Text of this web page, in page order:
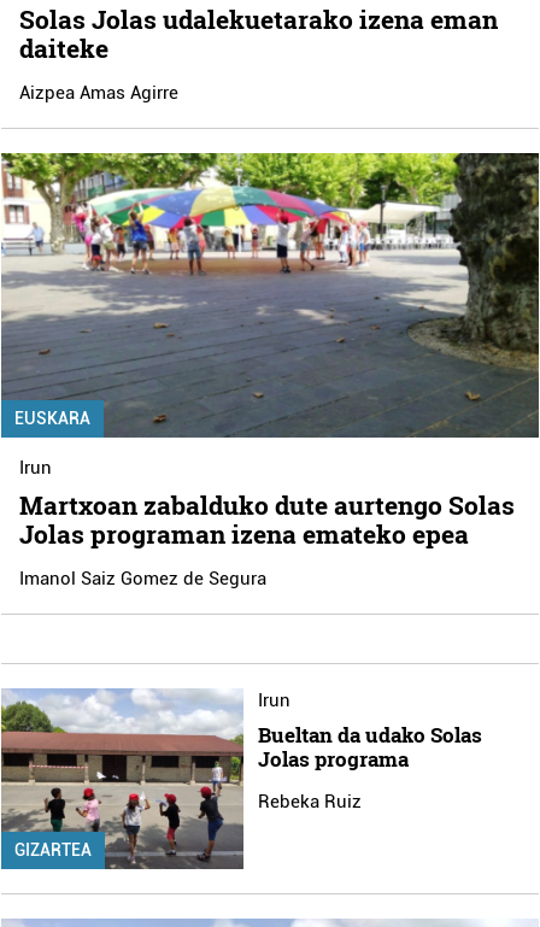
Solas Jolas udalekuetarako izena eman
daiteke
Aizpea Amas Agirre
EUSKARA
Irun
Martxoan zabalduko dute aurtengo Solas
Jolas programan izena emateko epea
Imanol Saiz Gomez de Segura
GIZARTEA
Irun
Bueltan da udako Solas
Jolas programa
Rebeka Ruiz